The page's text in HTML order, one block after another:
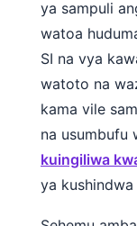
ya sampuli
watoa
SI na vya
watoto na
kama vile
na usumbufu
kuingiliwa
ya